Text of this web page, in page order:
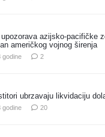
upozorava azijsko-pacifičke
američkog vojnog širenja
godine 2komentara
ubrzavaju likvidaciju
godine 20komentara